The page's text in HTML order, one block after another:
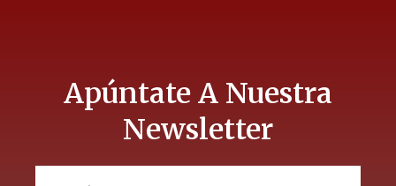
Apúntate A Nuestra
Newsletter